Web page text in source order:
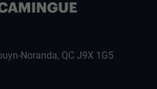
Noranda, QC J9X 1G5